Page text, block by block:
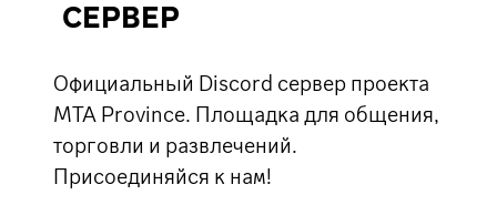
СЕРВЕР
Официальный Discord сервер проекта
MTA Province. Площадка для общения,
торговли и развлечений.
Присоединяйся к нам!